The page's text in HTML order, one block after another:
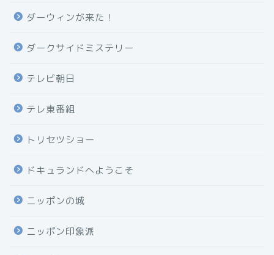
ダーウィンが来た！
ダークサイドミステリー
テレビ朝日
テレ東番組
トリセツショー
ドキュランドへようこそ
ニッポンの城
ニッポン印象派